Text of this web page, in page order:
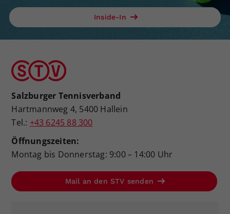
Inside-In
Salzburger Tennisverband
Hartmannweg 4, 5400 Hallein
Tel.: +43 6245 88 300
Öffnungszeiten:
Montag bis Donnerstag: 9:00 – 14:00 Uhr
Mail an den STV senden